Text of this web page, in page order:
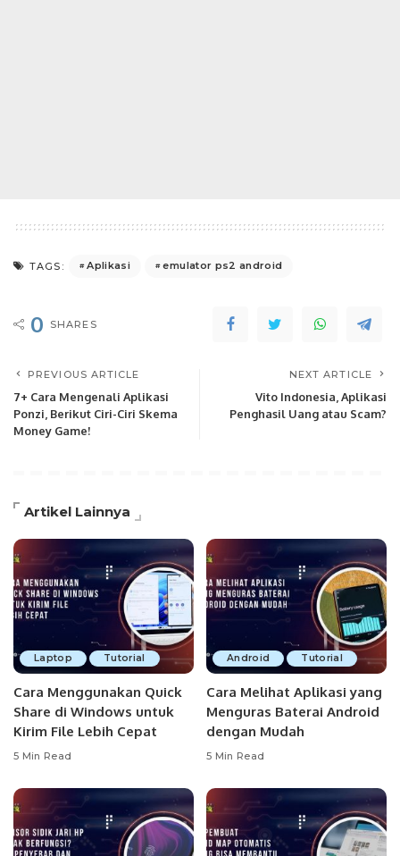
TAGS: Aplikasi emulator ps2 android
0 SHARES
PREVIOUS ARTICLE
7+ Cara Mengenali Aplikasi
Ponzi, Berikut Ciri-Ciri Skema
Money Game!
NEXT ARTICLE
Vito Indonesia, Aplikasi
Penghasil Uang atau Scam?
Artikel Lainnya
Laptop Tutorial
Cara Menggunakan Quick
Share di Windows untuk
Kirim File Lebih Cepat
5 Min Read
Android Tutorial
Cara Melihat Aplikasi yang
Menguras Baterai Android
dengan Mudah
5 Min Read